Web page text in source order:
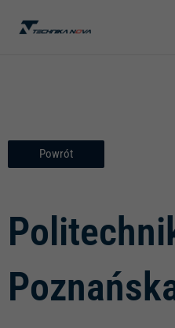
Przejdź
Powrót